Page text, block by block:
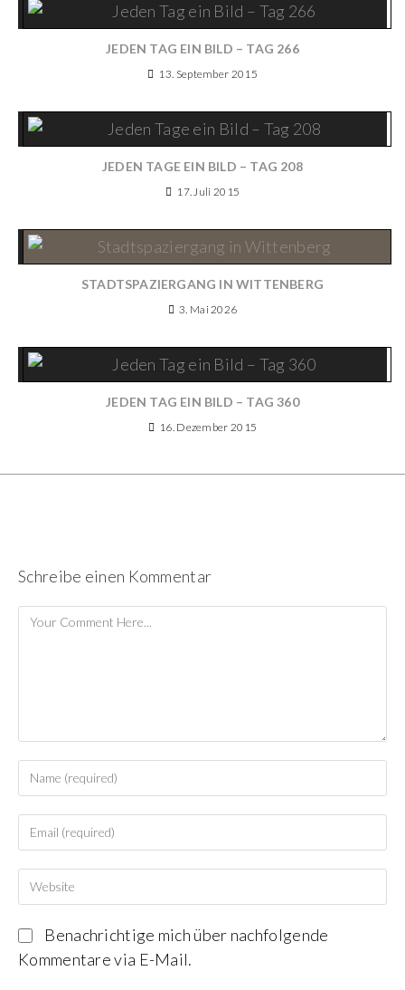
JEDEN TAG EIN BILD – TAG 266
13. September 2015
JEDEN TAGE EIN BILD – TAG 208
17. Juli 2015
STADTSPAZIERGANG IN WITTENBERG
3. Mai 2026
JEDEN TAG EIN BILD – TAG 360
16. Dezember 2015
Schreibe einen Kommentar
Benachrichtige mich über nachfolgende
Kommentare via E-Mail.